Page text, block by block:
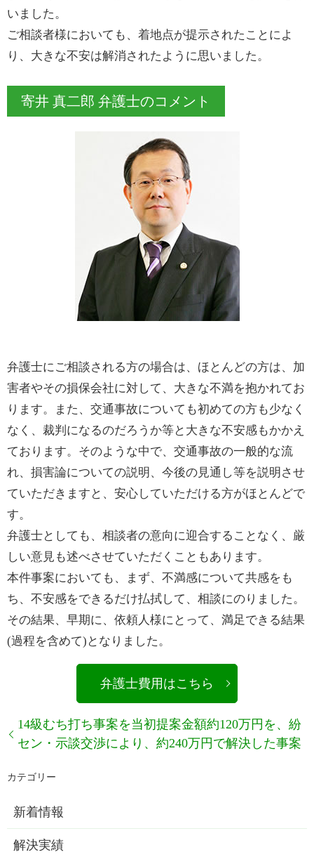
いました。
ご相談者様においても、着地点が提示されたことによ
り、大きな不安は解消されたように思いました。
寄井 真二郎 弁護士のコメント
弁護士にご相談される方の場合は、ほとんどの方は、加
害者やその損保会社に対して、大きな不満を抱かれてお
ります。また、交通事故についても初めての方も少なく
なく、裁判になるのだろうか等と大きな不安感もかかえ
ております。そのような中で、交通事故の一般的な流
れ、損害論についての説明、今後の見通し等を説明させ
ていただきますと、安心していただける方がほとんどで
す。
弁護士としても、相談者の意向に迎合することなく、厳
しい意見も述べさせていただくこともあります。
本件事案においても、まず、不満感について共感をも
ち、不安感をできるだけ払拭して、相談にのりました。
その結果、早期に、依頼人様にとって、満足できる結果
(過程を含めて)となりました。
弁護士費用はこちら
14級むち打ち事案を当初提案金額約120万円を、紛
セン・示談交渉により、約240万円で解決した事案
新着情報
解決実績